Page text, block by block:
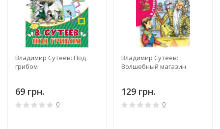
Владимир Сутеев: Под
грибом
69 грн.
0
Владимир Сутеев:
Волшебный магазин
129 грн.
0